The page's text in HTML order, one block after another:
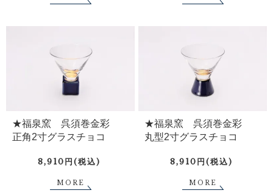
★福泉窯 呉須巻金彩
正角2寸グラスチョコ
8,910円(税込)
MORE
★福泉窯 呉須巻金彩
丸型2寸グラスチョコ
8,910円(税込)
MORE